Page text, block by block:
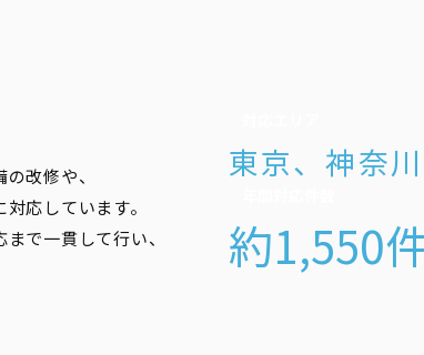
改修や、
応しています。
で一貫して行い、
東京、神奈
約1,550